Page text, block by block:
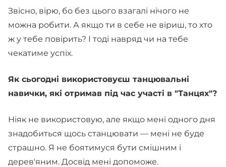
Звісно, вірю, бо без цього взагалі нічого не
можна робити. А якщо ти в себе не віриш, то хто
ж у тебе повірить? І тоді навряд чи на тебе
чекатиме успіх.
Як сьогодні використовуєш танцювальні
навички, які отримав під час участі в "Танцях"?
Ніяк не використовую, але якщо мені одного дня
знадобиться щось станцювати — мені не буде
страшно. Я не боятимуся бути смішним і
дерев'яним. Досвід мені допоможе.